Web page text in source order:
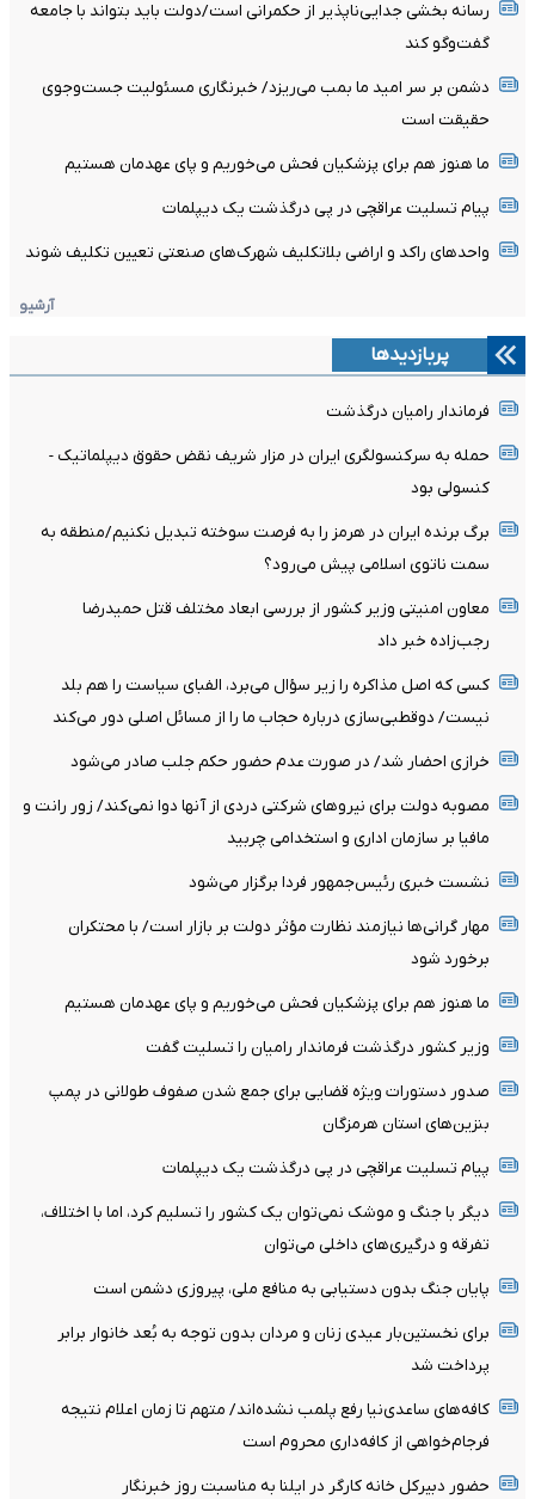
رسانه بخشی جدایی‌ناپذیر از حکمرانی است/دولت باید بتواند با جامعه
گفت‌وگو کند
دشمن بر سر امید ما بمب می‌ریزد/ خبرنگاری مسئولیت جست‌وجوی
حقیقت است
ما هنوز هم برای پزشکیان فحش می‌خوریم و پای عهدمان هستیم
پیام تسلیت عراقچی در پی درگذشت یک دیپلمات
واحدهای راکد و اراضی بلاتکلیف شهرک‌های صنعتی تعیین تکلیف شوند
آرشیو
پربازدیدها
فرماندار رامیان درگذشت
حمله به سرکنسولگری ایران در مزار شریف نقض حقوق دیپلماتیک -
کنسولی بود
برگ برنده ایران در هرمز را به فرصت سوخته تبدیل نکنیم/منطقه به
سمت ناتوی اسلامی پیش می‌رود؟
معاون امنیتی وزیر کشور از بررسی ابعاد مختلف قتل حمیدرضا
رجب‌زاده خبر داد
کسی که اصل مذاکره را زیر سؤال می‌برد، الفبای سیاست را هم بلد
نیست/ دوقطبی‌سازی درباره حجاب ما را از مسائل اصلی دور می‌کند
خرازی احضار شد/ در صورت عدم حضور حکم جلب صادر می‌شود
مصوبه دولت برای نیروهای شرکتی دردی از آنها دوا نمی‌کند/ زور رانت و
مافیا بر سازمان اداری و استخدامی چربید
نشست خبری رئیس‌جمهور فردا برگزار می‌شود
مهار گرانی‌ها نیازمند نظارت مؤثر دولت بر بازار است/ با محتکران
برخورد شود
ما هنوز هم برای پزشکیان فحش می‌خوریم و پای عهدمان هستیم
وزیر کشور درگذشت فرماندار رامیان را تسلیت گفت
صدور دستورات ویژه قضایی برای جمع شدن صفوف طولانی در پمپ
بنزین‌های استان هرمزگان
پیام تسلیت عراقچی در پی درگذشت یک دیپلمات
دیگر با جنگ و موشک نمی‌توان یک کشور را تسلیم کرد، اما با اختلاف،
تفرقه و درگیری‌های داخلی می‌توان
پایان جنگ بدون دستیابی به منافع ملی، پیروزی دشمن است
برای نخستین‌بار عیدی زنان و مردان بدون توجه به بُعد خانوار برابر
پرداخت شد
کافه‌های ساعدی‌نیا رفع پلمب نشده‌اند/ متهم تا زمان اعلام نتیجه
فرجام‌خواهی از کافه‌داری محروم است
حضور دبیرکل خانه کارگر در ایلنا به مناسبت روز خبرنگار